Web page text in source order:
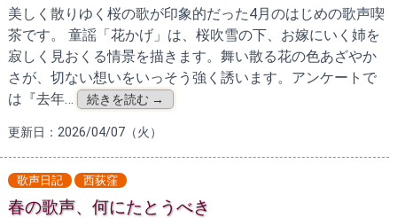
美しく散りゆく桜の歌が印象的だった4月のはじめの歌声喫
茶です。 童謡「花かげ」は、桜吹雪の下、お嫁にいく姉を
寂しく見おくる情景を描きます。舞い散る花の色あざやか
さが、切ない想いをいっそう強く誘います。アンケートで
は『去年…
続きを読む →
更新日：2026/04/07（火）
歌声日記 西荻窪
春の歌声、何にたとうべき